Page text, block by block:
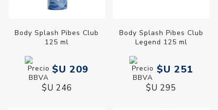
Body Splash Pibes Club
125 ml
$U 209
$U 246
Body Splash Pibes Club
Legend 125 ml
$U 251
$U 295